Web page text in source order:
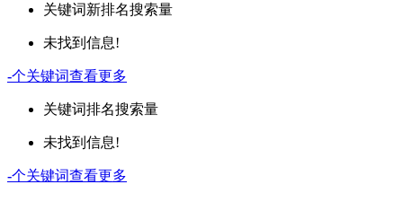
关键词新排名搜索量
未找到信息!
-个关键词查看更多
关键词排名搜索量
未找到信息!
-个关键词查看更多